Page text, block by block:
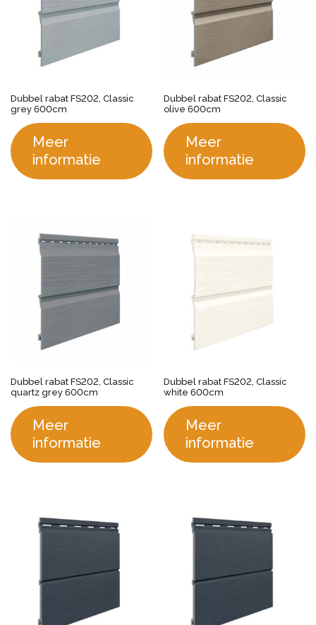
Dubbel rabat FS202, Classic
grey 600cm
Meer
informatie
Dubbel rabat FS202, Classic
olive 600cm
Meer
informatie
Dubbel rabat FS202, Classic
quartz grey 600cm
Meer
informatie
Dubbel rabat FS202, Classic
white 600cm
Meer
informatie